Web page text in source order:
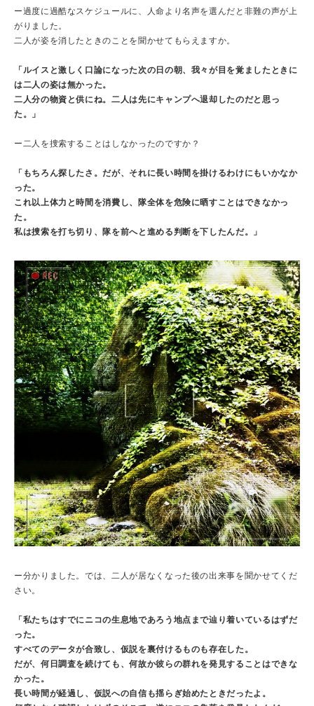
ー過度に過酷なスケジュールに、人命より名声を選んだと非難の声が上
がりました。
二人が姿を消したときのことを聞かせてもらえますか。
「ルイスと激しく口論になった次の日の朝、我々が目を覚ましたときに
は二人の姿は無かった。
二人分の物資と供にね。二人は先にキャンプへ退却したのだと思っ
た。」
ー二人を捜索することはしなかったのですか？
「もちろん探したさ。だが、それに長い時間を掛けるわけにもいかなか
った。
これ以上体力と時間を消費し、隊全体を危険に晒すことはできなかっ
た。
私は捜索を打ち切り、隊を前へと進める判断を下したんだ。」
ー分かりました。では、二人が居なくなった後の出来事を聞かせてくだ
さい。
「私たちはすでにニコの生息地であろう地点まで辿り着いているはずだ
った。
すべてのデータが合致し、仮説を裏付けるものも存在した。
だが、何日調査を続けても、何故か彼らの群れを発見することはできな
かった。
長い時間が経過し、仮説への自信も揺らぎ始めたときだったよ。